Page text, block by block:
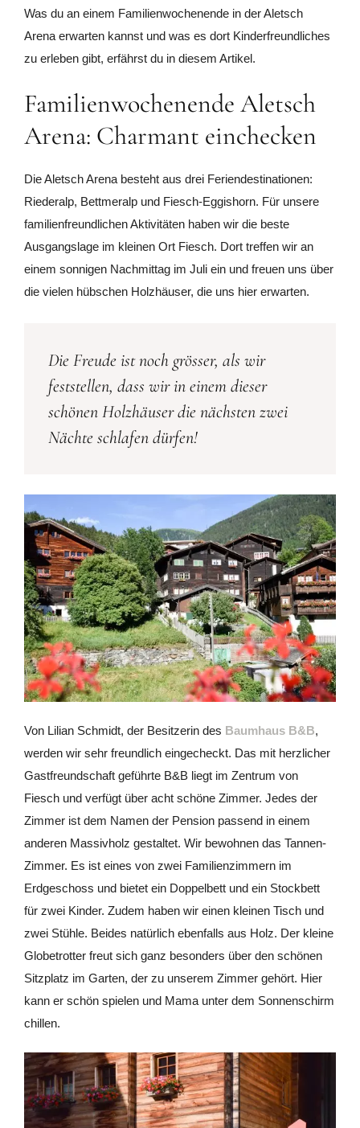
Was du an einem Familienwochenende in der Aletsch
Arena erwarten kannst und was es dort Kinderfreundliches
zu erleben gibt, erfährst du in diesem Artikel.
Familienwochenende Aletsch
Arena: Charmant einchecken
Die Aletsch Arena besteht aus drei Feriendestinationen:
Riederalp, Bettmeralp und Fiesch-Eggishorn. Für unsere
familienfreundlichen Aktivitäten haben wir die beste
Ausgangslage im kleinen Ort Fiesch. Dort treffen wir an
einem sonnigen Nachmittag im Juli ein und freuen uns über
die vielen hübschen Holzhäuser, die uns hier erwarten.
Die Freude ist noch grösser, als wir
feststellen, dass wir in einem dieser
schönen Holzhäuser die nächsten zwei
Nächte schlafen dürfen!
Von Lilian Schmidt, der Besitzerin des Baumhaus B&B,
werden wir sehr freundlich eingecheckt. Das mit herzlicher
Gastfreundschaft geführte B&B liegt im Zentrum von
Fiesch und verfügt über acht schöne Zimmer. Jedes der
Zimmer ist dem Namen der Pension passend in einem
anderen Massivholz gestaltet. Wir bewohnen das Tannen-
Zimmer. Es ist eines von zwei Familienzimmern im
Erdgeschoss und bietet ein Doppelbett und ein Stockbett
für zwei Kinder. Zudem haben wir einen kleinen Tisch und
zwei Stühle. Beides natürlich ebenfalls aus Holz. Der kleine
Globetrotter freut sich ganz besonders über den schönen
Sitzplatz im Garten, der zu unserem Zimmer gehört. Hier
kann er schön spielen und Mama unter dem Sonnenschirm
chillen.